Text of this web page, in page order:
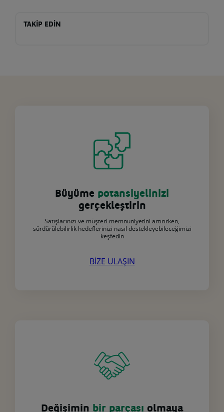
TAKİP EDİN
Büyüme potansiyelinizi
gerçekleştirin
Satışlarınızı ve müşteri memnuniyetini artırırken,
sürdürülebilirlik hedeflerinizi nasıl destekleyebileceğimizi
keşfedin
BİZE ULAŞIN
Değişimin bir parçası olmaya